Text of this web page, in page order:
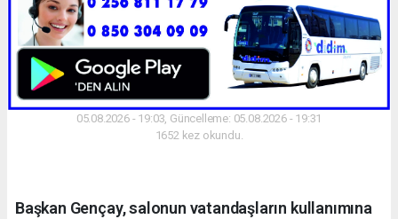
05.08.2026 - 19:03, Güncelleme: 05.08.2026 - 19:31
1652 kez okundu.
Başkan Gençay, salonun vatandaşların kullanımına